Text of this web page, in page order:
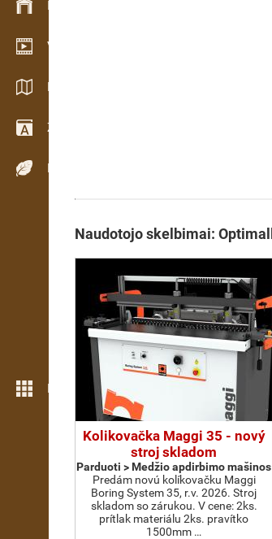
Inventoriaus valdymas
Vaizdo įrašų salė
Katalogai / Brošiūros
Žodynas
Medienos rūšys
Daugiau funkcijų
Naudotojo skelbimai: Optimall
Kolikovačka Maggi 35 - nový
stroj skladom
Parduoti > Medžio apdirbimo mašinos
Predám novú kolíkovačku Maggi
Boring System 35, r.v. 2026. Stroj
skladom so zárukou. V cene: 2ks.
prítlak materiálu 2ks. pravítko
1500mm …